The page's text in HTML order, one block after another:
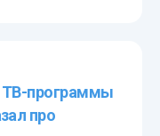
ТВ-программы
про